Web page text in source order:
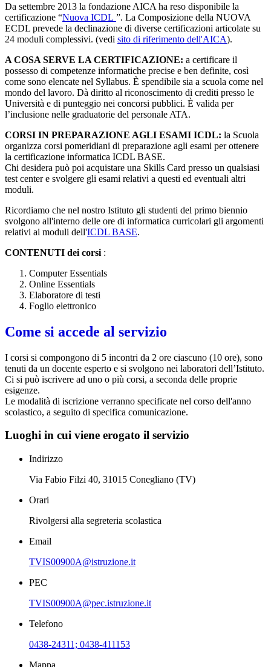
Da settembre 2013 la fondazione AICA ha reso disponibile la
certificazione “Nuova ICDL ”. La Composizione della NUOVA
ECDL prevede la declinazione di diverse certificazioni articolate su
24 moduli complessivi. (vedi sito di riferimento dell'AICA).
A COSA SERVE LA CERTIFICAZIONE: a certificare il
possesso di competenze informatiche precise e ben definite, così
come sono elencate nel Syllabus. È spendibile sia a scuola come nel
mondo del lavoro. Dà diritto al riconoscimento di crediti presso le
Università e di punteggio nei concorsi pubblici. È valida per
l’inclusione nelle graduatorie del personale ATA.
CORSI IN PREPARAZIONE AGLI ESAMI ICDL: la Scuola
organizza corsi pomeridiani di preparazione agli esami per ottenere
la certificazione informatica ICDL BASE.
Chi desidera può poi acquistare una Skills Card presso un qualsiasi
test center e svolgere gli esami relativi a questi ed eventuali altri
moduli.
Ricordiamo che nel nostro Istituto gli studenti del primo biennio
svolgono all'interno delle ore di informatica curricolari gli argomenti
relativi ai moduli dell'ICDL BASE.
CONTENUTI dei corsi :
Computer Essentials
Online Essentials
Elaboratore di testi
Foglio elettronico
Come si accede al servizio
I corsi si compongono di 5 incontri da 2 ore ciascuno (10 ore), sono
tenuti da un docente esperto e si svolgono nei laboratori dell’Istituto.
Ci si può iscrivere ad uno o più corsi, a seconda delle proprie
esigenze.
Le modalità di iscrizione verranno specificate nel corso dell'anno
scolastico, a seguito di specifica comunicazione.
Luoghi in cui viene erogato il servizio
Indirizzo
Via Fabio Filzi 40, 31015 Conegliano (TV)
Orari
Rivolgersi alla segreteria scolastica
Email
TVIS00900A@istruzione.it
PEC
TVIS00900A@pec.istruzione.it
Telefono
0438-24311; 0438-411153